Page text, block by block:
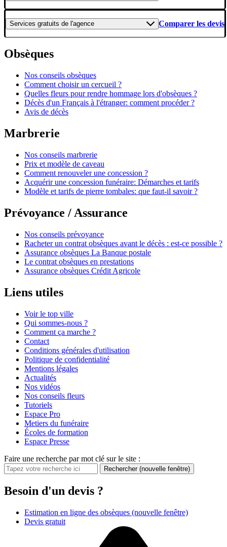
Services gratuits de l'agence Comparer les devis
Obsèques
Nos conseils obsèques
Comment choisir un cercueil ?
Quelles fleurs pour rendre hommage lors d'obsèques ?
Décès d'un Français à l'étranger: comment procéder ?
Avis de décès
Marbrerie
Nos conseils marbrerie
Prix et modèle de caveau
Comment renouveler une concession ?
Acquérir une concession funéraire: Démarches et tarifs
Modèle et tarifs de pierre tombales: que faut-il savoir ?
Prévoyance / Assurance
Nos conseils prévoyance
Racheter un contrat obsèques avant le décès : est-ce possible ?
Assurance obsèques La Banque postale
Le contrat obsèques en prestations
Assurance obsèques Crédit Agricole
Liens utiles
Voir le top ville
Qui sommes-nous ?
Comment ça marche ?
Contact
Conditions générales d'utilisation
Politique de confidentialité
Mentions légales
Actualités
Nos vidéos
Nos conseils fleurs
Tutoriels
Espace Pro
Metiers du funéraire
Écoles de formation
Espace Presse
Faire une recherche par mot clé sur le site :
Rechercher (nouvelle fenêtre)
Besoin d'un devis ?
Estimation en ligne des obsèques (nouvelle fenêtre)
Devis gratuit